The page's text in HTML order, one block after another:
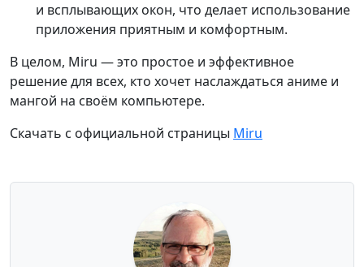
и всплывающих окон, что делает использование
приложения приятным и комфортным.
В целом, Miru — это простое и эффективное
решение для всех, кто хочет наслаждаться аниме и
мангой на своём компьютере.
Скачать с официальной страницы Miru